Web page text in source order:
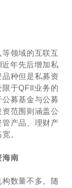
领域的互联互
年先后增加私
种但是私募资
于QFII业务的
募基金与公募
范围则涵盖公
产品、理财产
。
海南
数量不多。随